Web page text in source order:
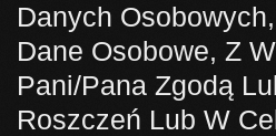
Danych
Dane Osobowe, Z
Pani/Pana Zgodą
Roszczeń Lub W